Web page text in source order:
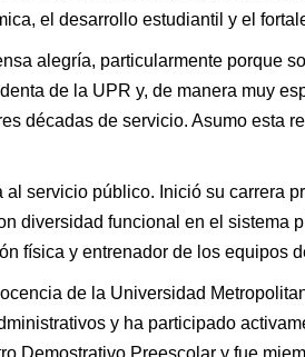
el desarrollo estudiantil y el
alegría, particularmente porque
de la UPR y, de manera muy
décadas de servicio. Asumo esta
servicio público. Inició su carrera
diversidad funcional en el
física y entrenador de los equipos
de la Universidad
y ha participado
Demostrativo Preescolar y fue